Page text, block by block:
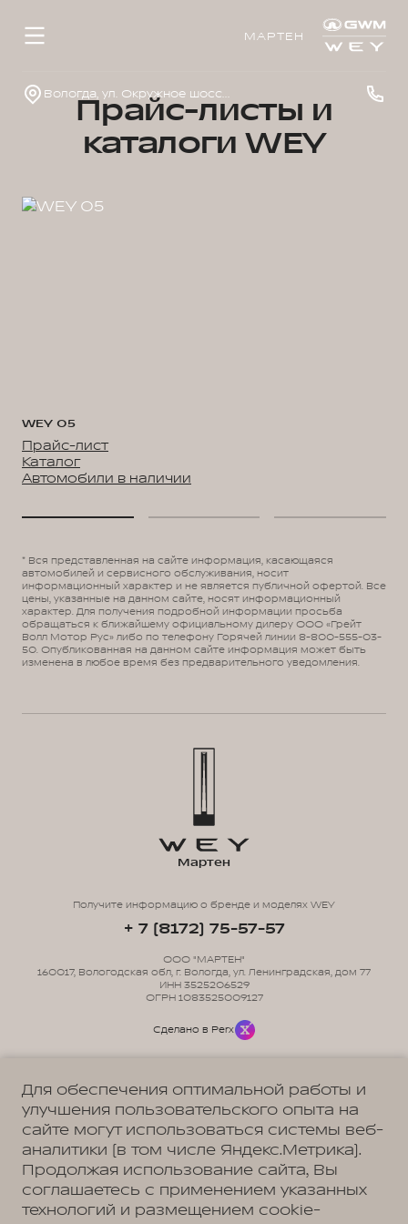
МАРТЕН
Вологда, ул. Окружное шоссе, д.33
Прайс-листы и
каталоги WEY
WEY 05
Прайс-лист
Каталог
Автомобили в наличии
* Вся представленная на сайте информация, касающаяся
автомобилей и сервисного обслуживания, носит
информационный характер и не является публичной офертой. Все
цены, указанные на данном сайте, носят информационный
характер. Для получения подробной информации просьба
обращаться к ближайшему официальному дилеру ООО «Грейт
Волл Мотор Рус» либо по телефону Горячей линии 8-800-555-03-
50. Опубликованная на данном сайте информация может быть
изменена в любое время без предварительного уведомления.
Политика обработки персональных данных
Согласие на коммуникацию
Согласие на предоставление персональных данных третьим лицам
Согласие на обработку ПД
Мартен
Получите информацию о бренде и моделях WEY
+ 7 (8172) 75-57-57
ООО "МАРТЕН"
160017, Вологодская обл, г. Вологда, ул. Ленинградская, дом 77
ИНН 3525206529
ОГРН 1083525009127
Сделано в Perx
Для обеспечения оптимальной работы и
улучшения пользовательского опыта на
сайте могут использоваться системы веб-
аналитики (в том числе Яндекс.Метрика).
Продолжая использование сайта, Вы
соглашаетесь с применением указанных
технологий и размещением cookie-